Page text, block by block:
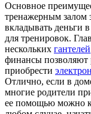
Основное
тренажерным залом
вкладывать деньги
для тренировок.
нескольких гантелей
финансы позволяют
приобрести
Отлично, если в
многие родители
ее помощью можно